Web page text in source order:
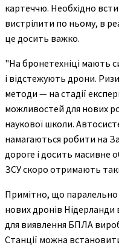
картеччю. Необхідно
вистрілити по ньому, в
це досить важко.
"На бронетехніці мають
і відстежують дрони.
методи — на стадії
можливостей для нових
наукової школи.
намагаються робити на
дороге і досить масивне
ЗСУ скоро отримають
Примітно, що паралельно
нових дронів Нідерланди
для виявлення БПЛА
Станції можна